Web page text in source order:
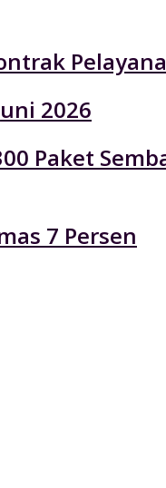
2026
Paket
7 Persen